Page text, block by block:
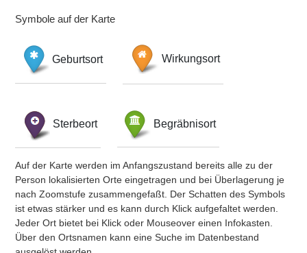
Symbole auf der Karte
Geburtsort Wirkungsort
Sterbeort Begräbnisort
Auf der Karte werden im Anfangszustand bereits alle zu der
Person lokalisierten Orte eingetragen und bei Überlagerung je
nach Zoomstufe zusammengefaßt. Der Schatten des Symbols
ist etwas stärker und es kann durch Klick aufgefaltet werden.
Jeder Ort bietet bei Klick oder Mouseover einen Infokasten.
Über den Ortsnamen kann eine Suche im Datenbestand